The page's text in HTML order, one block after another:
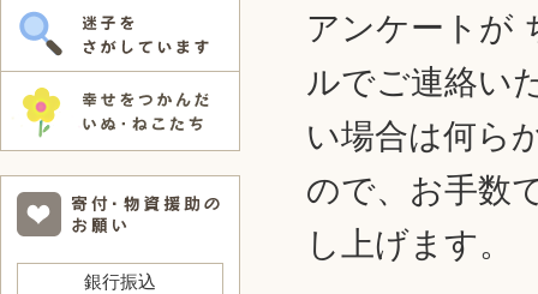
アンケートが
ルでご連絡い
い場合は何ら
ので、お手数
し上げます。
銀行振込